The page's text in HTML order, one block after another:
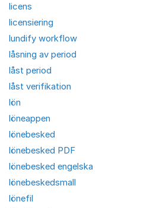
licens
licensiering
lundify workflow
låsning av period
låst period
låst verifikation
lön
löneappen
lönebesked
lönebesked PDF
lönebesked engelska
lönebeskedsmall
lönefil